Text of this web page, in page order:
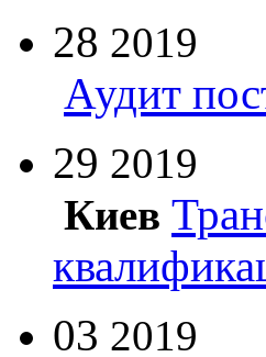
28 2019
Аудит
29 2019
Киев
03 2019